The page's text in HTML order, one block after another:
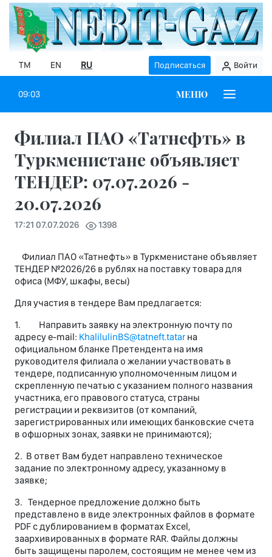
TM EN RU Подписаться Войти
09:03 МЕНЮ
Филиал ПАО «Татнефть» в
Туркменистане объявляет
ТЕНДЕР: 07.07.2026 -
20.07.2026
17:21 07.07.2026 1398
Филиал ПАО «Татнефть» в Туркменистане объявляет
ТЕНДЕР №2026/26 в рублях на поставку товара для
офиса (МФУ, шкафы, весы)
Для участия в тендере Вам предлагается:
1. Направить заявку на электронную почту по
адресу e-mail: KhalilulinBS@tatneft.tatarна
официальном бланке Претендента на имя
руководителя филиала о желании участвовать в
тендере, подписанную уполномоченным лицом и
скрепленную печатью с указанием полного названия
участника, его правового статуса, страны
регистрации и реквизитов (от компаний,
зарегистрированных или имеющих банковские счета
в офшорных зонах, заявки не принимаются);
2. В ответ Вам будет направлено техническое
задание по электронному адресу, указанному в
заявке;
3. Тендерное предложение должно быть
представлено в виде электронных файлов в формате
PDF с дублированием в форматах Excel,
заархивированных в формате RAR. Файлы должны
быть защищены паролем, состоящим не менее чем из